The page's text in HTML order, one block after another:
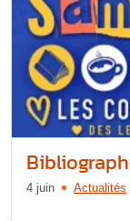
4 juin Actualités